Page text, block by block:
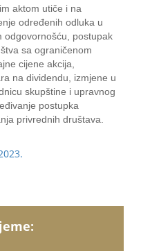
aktom utiče i na
određenih odluka u
odgovornošću, postupak
sa ograničenom
cijene akcija,
na dividendu, izmjene u
skupštine i upravnog
postupka
privrednih društava.